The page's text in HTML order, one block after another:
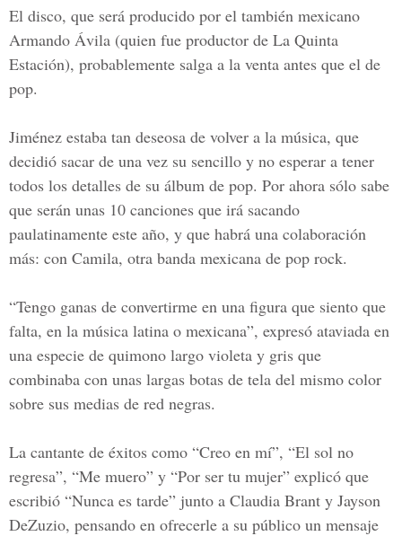
El disco, que será producido por el también mexicano
Armando Ávila (quien fue productor de La Quinta
Estación), probablemente salga a la venta antes que el de
pop.
Jiménez estaba tan deseosa de volver a la música, que
decidió sacar de una vez su sencillo y no esperar a tener
todos los detalles de su álbum de pop. Por ahora sólo sabe
que serán unas 10 canciones que irá sacando
paulatinamente este año, y que habrá una colaboración
más: con Camila, otra banda mexicana de pop rock.
“Tengo ganas de convertirme en una figura que siento que
falta, en la música latina o mexicana”, expresó ataviada en
una especie de quimono largo violeta y gris que
combinaba con unas largas botas de tela del mismo color
sobre sus medias de red negras.
La cantante de éxitos como “Creo en mí”, “El sol no
regresa”, “Me muero” y “Por ser tu mujer” explicó que
escribió “Nunca es tarde” junto a Claudia Brant y Jayson
DeZuzio, pensando en ofrecerle a su público un mensaje